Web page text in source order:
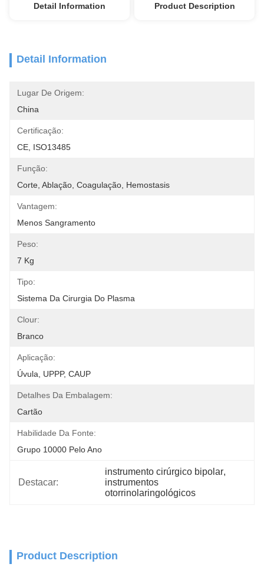
Detail Information Product Description
Detail Information
Lugar De Origem:
China
Certificação:
CE, ISO13485
Função:
Corte, Ablação, Coagulação, Hemostasis
Vantagem:
Menos Sangramento
Peso:
7 Kg
Tipo:
Sistema Da Cirurgia Do Plasma
Clour:
Branco
Aplicação:
Úvula, UPPP, CAUP
Detalhes Da Embalagem:
Cartão
Habilidade Da Fonte:
Grupo 10000 Pelo Ano
Destacar:
instrumento cirúrgico bipolar,
instrumentos
otorrinolaringológicos
Product Description